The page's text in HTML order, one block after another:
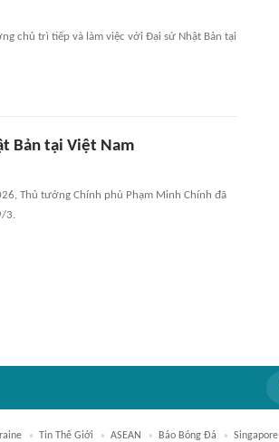
chủ trì tiếp và làm việc với Đại sứ Nhật Bản tại
Bản tại Việt Nam
Thủ tướng Chính phủ Phạm Minh Chính đã
3.
Tin Thế Giới ASEAN Báo Bóng Đá Singapore